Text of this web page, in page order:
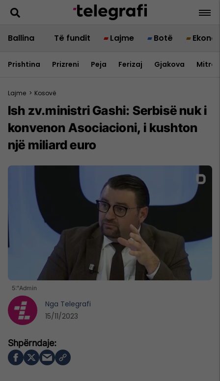
Ballina Të fundit Lajme Botë
Prishtina Prizreni Peja Ferizaj Gjakova
Lajme > Kosovë
Ish zv.ministri Gashi: Serbisë nuk i
konvenon Asociacioni, i kushton
një miliard euro
5:"Admin
Nga Telegrafi
15/11/2023